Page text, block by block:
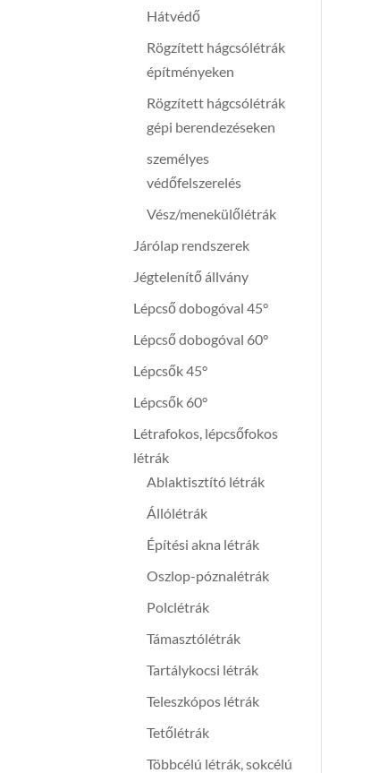
Hátvédő
Rögzített hágcsólétrák
építményeken
Rögzített hágcsólétrák
gépi berendezéseken
személyes
védőfelszerelés
Vész/menekülőlétrák
Járólap rendszerek
Jégtelenítő állvány
Lépcső dobogóval 45°
Lépcső dobogóval 60°
Lépcsők 45°
Lépcsők 60°
Létrafokos, lépcsőfokos
létrák
Ablaktisztító létrák
Állólétrák
Építési akna létrák
Oszlop-póznalétrák
Polclétrák
Támasztólétrák
Tartálykocsi létrák
Teleszkópos létrák
Tetőlétrák
Többcélú létrák, sokcélú